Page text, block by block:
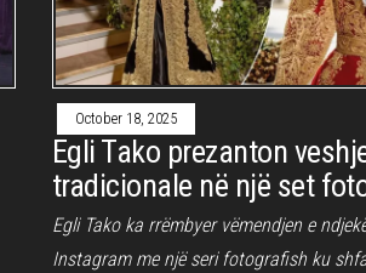
October 18, 2025
Egli Tako prezanton
tradicionale në një set
Egli Tako ka rrëmbyer vëmendjen e
Instagram me një seri fotografish ku